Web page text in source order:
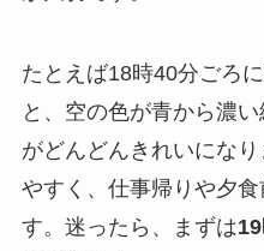
たとえば18時40分ごろ
と、空の色が青から濃
がどんどんきれいにな
やすく、仕事帰りや夕
す。迷ったら、まずは